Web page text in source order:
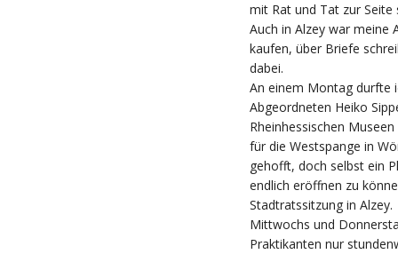
mit Rat und Tat zur
Auch in Alzey war meine
kaufen, über Briefe
dabei.
An einem Montag durfte
Abgeordneten Heiko
Rheinhessischen
für die Westspange in
gehofft, doch selbst ein
endlich eröffnen zu
Stadtratssitzung in Alzey.
Mittwochs und
Praktikanten nur